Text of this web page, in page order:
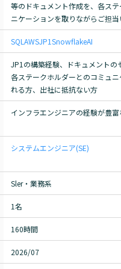
等のドキュメント作成を、各ス
ニケーションを取りながらご担当
SQL AWSJP1SnowflakeAI
JP1の構築経験、ドキュメントの
各ステークホルダーとのコミュ
れる方、出社に抵抗ない方
インフラエンジニアの経験が豊
システムエンジニア(SE)
Sler・業務系
1名
160時間
2026/07